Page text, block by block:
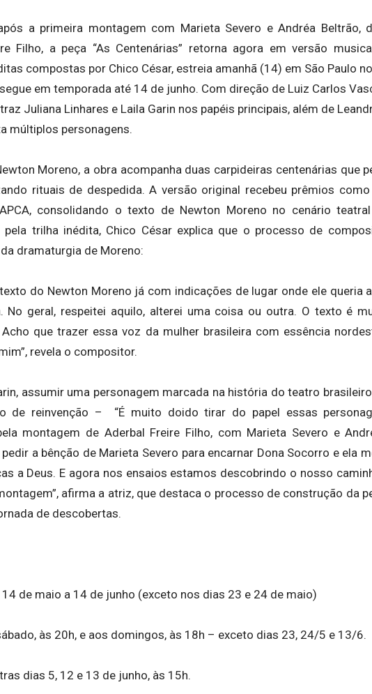
a primeira montagem com Marieta Severo eAndréa Beltrão,
Filho, a peça “As Centenárias” retorna agora em versão
compostas por Chico César, estreia amanhã (14) em São Paulo no
em temporada até 14 de junho. Com direção de Luiz Carlos
Juliana Linhares e Laila Garin nos papéis principais, além de
múltiplos personagens.
Moreno, a obra acompanha duas carpideiras centenárias que
rituais de despedida. A versão original recebeu prêmios
APCA, consolidando o texto de Newton Moreno no cenário
pela trilha inédita, Chico César explica que o processo de
dramaturgia de Moreno:
texto do Newton Moreno já com indicações de lugar onde ele queria
No geral, respeitei aquilo, alterei uma coisa ou outra. O texto é
que trazer essa voz da mulher brasileira com essência
revela o compositor.
assumir uma personagem marcada na história do teatro
de reinvenção – “É muito doido tirar do papel essas
montagem de Aderbal Freire Filho, com Marieta Severo e
a bênção de Marieta Severo para encarnar Dona Socorro e ela
a Deus. E agora nos ensaios estamos descobrindo o nosso
afirma a atriz, que destaca o processo de construção da
de descobertas.
14 de maio a 14 de junho (exceto nos dias 23 e 24 de maio)
às 20h, e aos domingos, às 18h – exceto dias 23, 24/5 e 13/6.
dias 5, 12 e 13 de junho, às 15h.